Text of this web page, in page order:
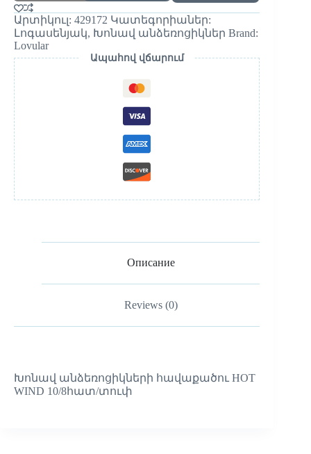
Արտիկուլ: 429172 Կատեգորիաներ:
Լոգասենյակ, Խոնավ անձեռոցիկներ Brand:
Lovular
Ապահով վճարում
Описание
Reviews (0)
Խոնավ անձեռոցիկների հավաքածու HOT
WIND 10/8հատ/տուփ